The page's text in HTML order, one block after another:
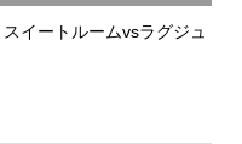
イートルームvsラグジュ